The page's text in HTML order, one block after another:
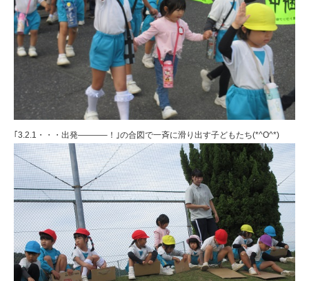
｢3.2.1・・・出発———–！｣の合図で一斉に滑り出す子どもたち(*^O^*)